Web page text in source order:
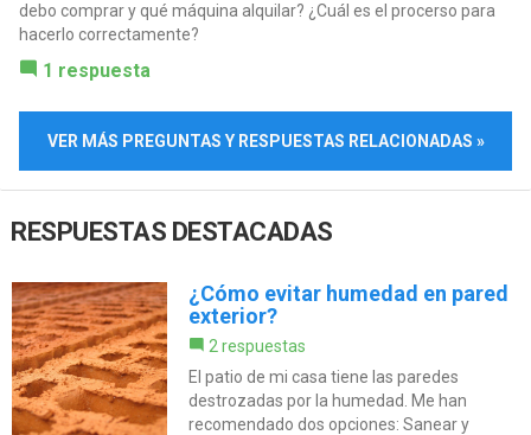
debo comprar y qué máquina alquilar? ¿Cuál es el procerso para
hacerlo correctamente?
1 respuesta
VER MÁS PREGUNTAS Y RESPUESTAS RELACIONADAS »
RESPUESTAS DESTACADAS
¿Cómo evitar humedad en pared
exterior?
2 respuestas
El patio de mi casa tiene las paredes
destrozadas por la humedad. Me han
recomendado dos opciones: Sanear y